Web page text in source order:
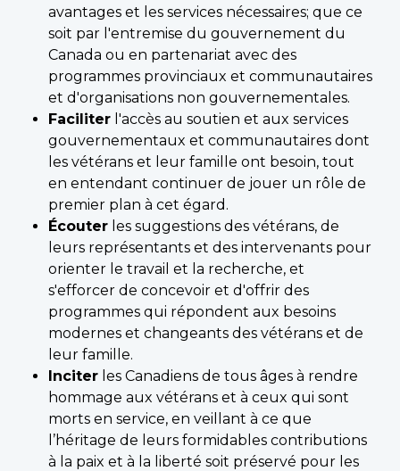
avantages et les services nécessaires; que ce
soit par l'entremise du gouvernement du
Canada ou en partenariat avec des
programmes provinciaux et communautaires
et d'organisations non gouvernementales.
Faciliter l'accès au soutien et aux services
gouvernementaux et communautaires dont
les vétérans et leur famille ont besoin, tout
en entendant continuer de jouer un rôle de
premier plan à cet égard.
Écouter les suggestions des vétérans, de
leurs représentants et des intervenants pour
orienter le travail et la recherche, et
s'efforcer de concevoir et d'offrir des
programmes qui répondent aux besoins
modernes et changeants des vétérans et de
leur famille.
Inciter les Canadiens de tous âges à rendre
hommage aux vétérans et à ceux qui sont
morts en service, en veillant à ce que
l’héritage de leurs formidables contributions
à la paix et à la liberté soit préservé pour les